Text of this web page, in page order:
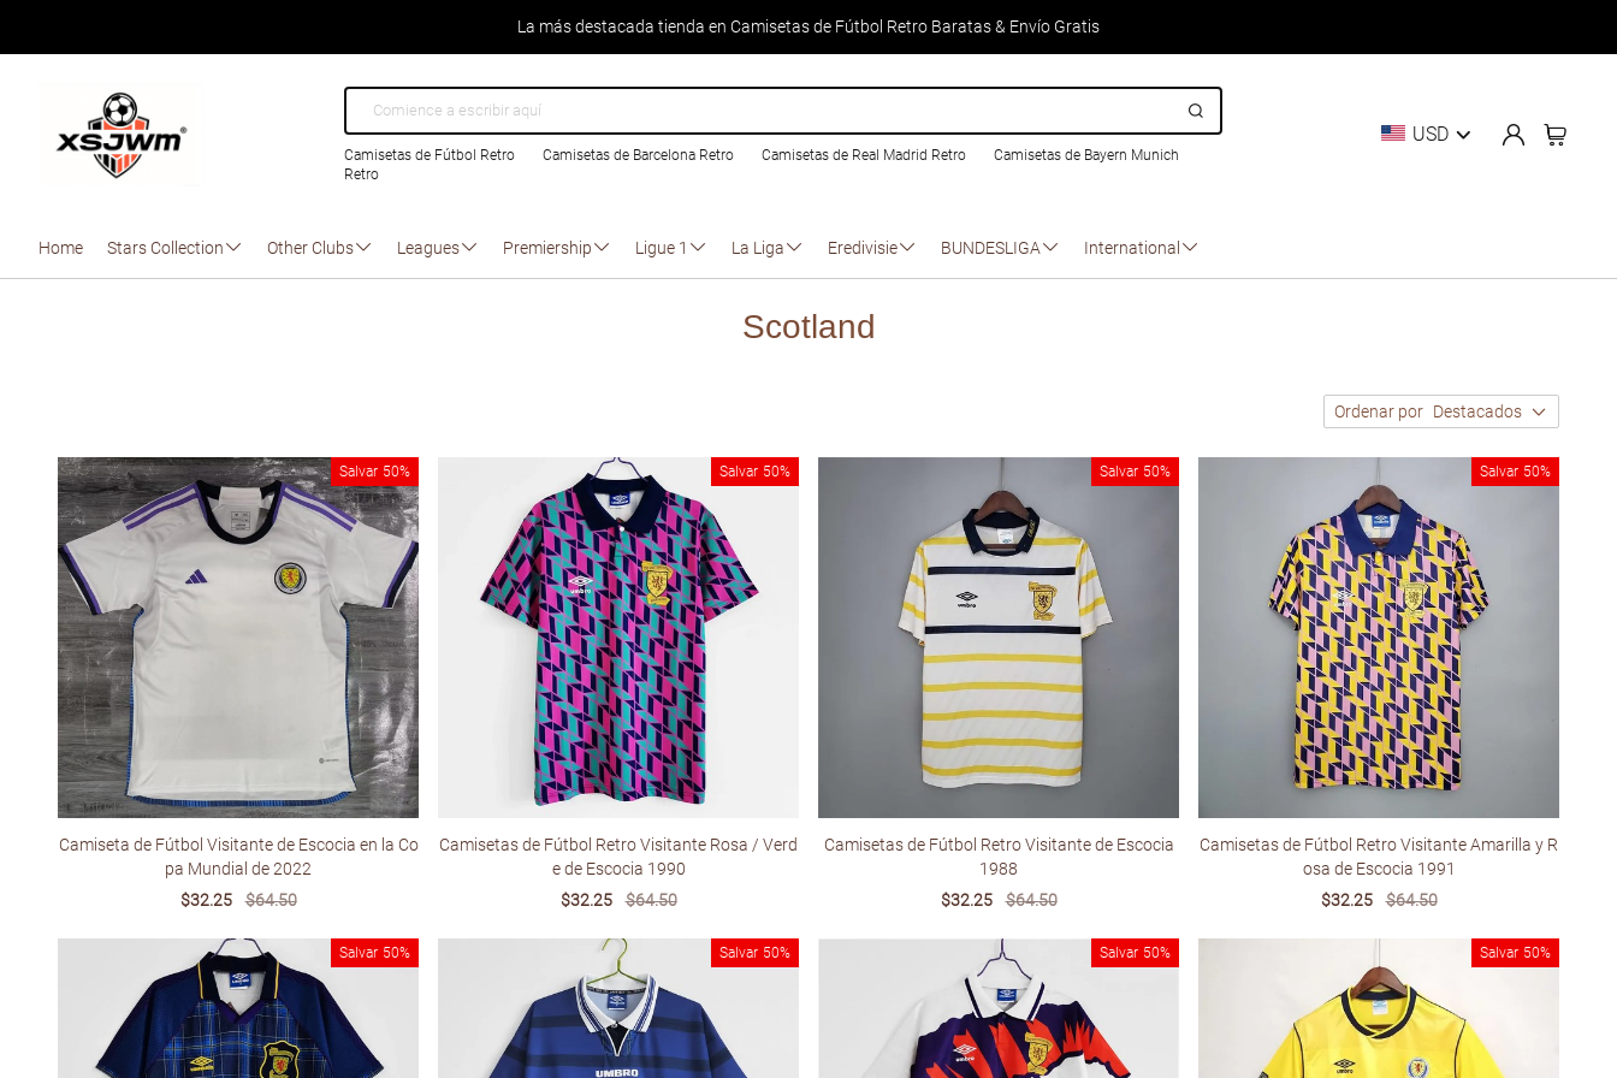
La más destacada tienda en Camisetas de Fútbol Retro Baratas & Envío Gratis
Camisetas de Fútbol Retro Camisetas de Barcelona Retro Camisetas de Real Madrid Retro
Camisetas de Bayern Munich
Retro
USD
Home Stars Collection Other Clubs Leagues Premiership Ligue 1 La Liga Eredivisie BUNDESLIGA International
Scotland
Ordenar por Destacados
Salvar 50%
Camiseta de Fútbol Visitante de Escocia en la Co
pa Mundial de 2022
Sale
$32.25
Regular
$64.50
Salvar 50%
Camisetas de Fútbol Retro Visitante Rosa / Verd
e de Escocia 1990
Sale
$32.25
Regular
$64.50
Salvar 50%
Camisetas de Fútbol Retro Visitante de Escocia
1988
Sale
$32.25
Regular
$64.50
Salvar 50%
Camisetas de Fútbol Retro Visitante Amarilla y R
osa de Escocia 1991
Sale
$32.25
Regular
$64.50
Salvar 50% Salvar 50% Salvar 50% Salvar 50%